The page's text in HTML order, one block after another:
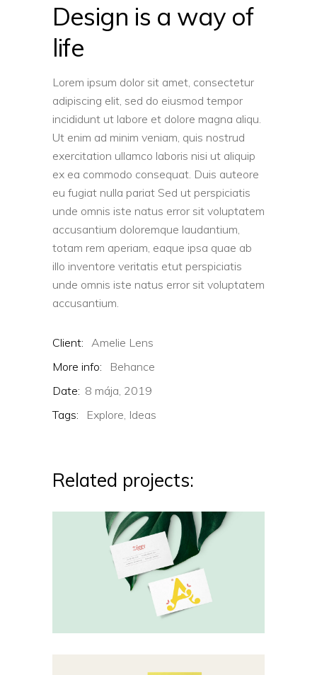
Design is a way of
life
Lorem ipsum dolor sit amet, consectetur
adipiscing elit, sed do eiusmod tempor
incididunt ut labore et dolore magna aliqu.
Ut enim ad minim veniam, quis nostrud
exercitation ullamco laboris nisi ut aliquip
ex ea commodo consequat. Duis auteore
eu fugiat nulla pariat Sed ut perspiciatis
unde omnis iste natus error sit voluptatem
accusantium doloremque laudantium,
totam rem aperiam, eaque ipsa quae ab
illo inventore veritatis etut perspiciatis
unde omnis iste natus error sit voluptatem
accusantium.
Client: Amelie Lens
More info:
Behance
Date: 8 mája, 2019
Tags:
Explore, Ideas
Related projects: